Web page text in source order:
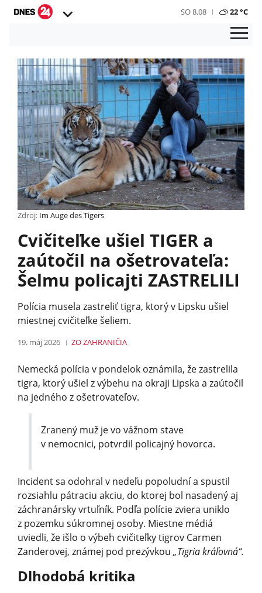
SO 8.08 22 °C
Zdroj: Im Auge des Tigers
Cvičiteľke ušiel TIGER a
zaútočil na ošetrovateľa:
Šelmu policajti ZASTRELILI
Polícia musela zastreliť tigra, ktorý v Lipsku ušiel
miestnej cvičiteľke šeliem.
19. máj 2026 ZO ZAHRANIČIA
Nemecká polícia v pondelok oznámila, že zastrelila
tigra, ktorý ušiel z výbehu na okraji Lipska a zaútočil
na jedného z ošetrovateľov.
Zranený muž je vo vážnom stave
v nemocnici, potvrdil policajný hovorca.
Incident sa odohral v nedeľu popoludní a spustil
rozsiahlu pátraciu akciu, do ktorej bol nasadený aj
záchranársky vrtuľník. Podľa polície zviera uniklo
z pozemku súkromnej osoby. Miestne médiá
uviedli, že išlo o výbeh cvičiteľky tigrov Carmen
Zanderovej, známej pod prezývkou „Tigria kráľovná“.
Dlhodobá kritika